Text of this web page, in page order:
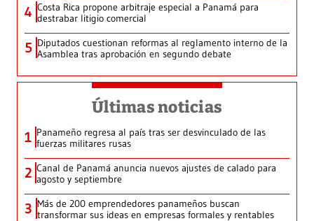
4 Costa Rica propone arbitraje especial a Panamá para
destrabar litigio comercial
5 Diputados cuestionan reformas al reglamento interno de la
Asamblea tras aprobación en segundo debate
Últimas noticias
1 Panameño regresa al país tras ser desvinculado de las
fuerzas militares rusas
2 Canal de Panamá anuncia nuevos ajustes de calado para
agosto y septiembre
3 Más de 200 emprendedores panameños buscan
transformar sus ideas en empresas formales y rentables